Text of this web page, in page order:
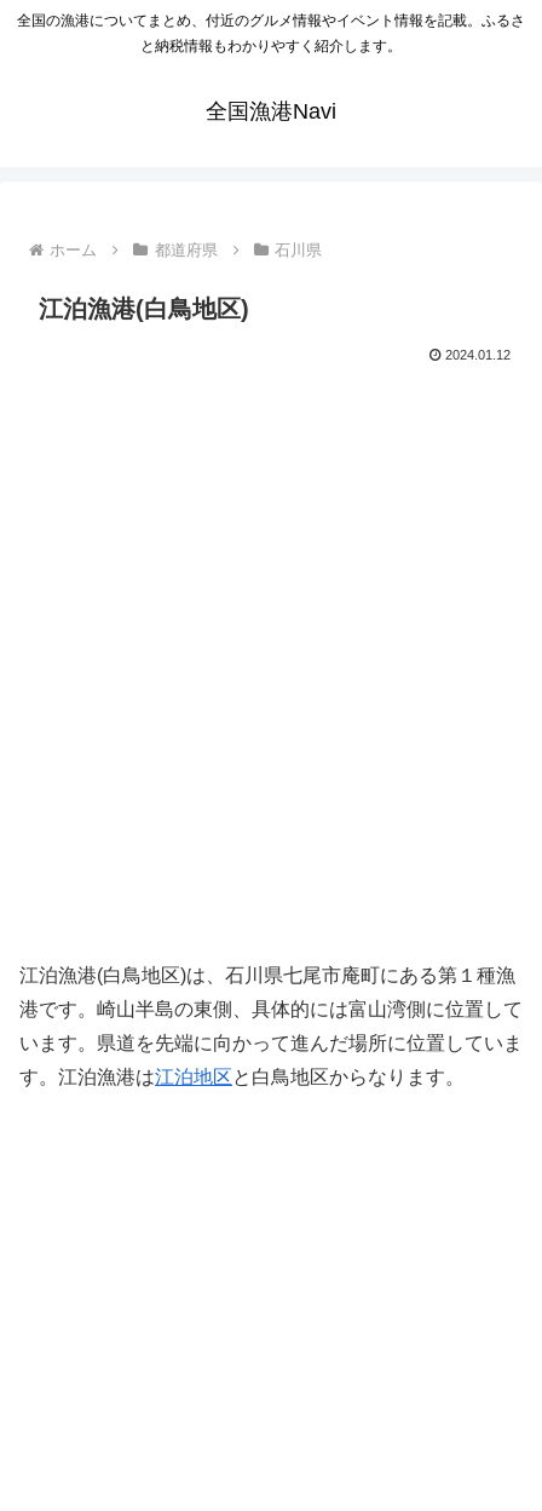
全国の漁港についてまとめ、付近のグルメ情報やイベント情報を記載。ふるさ
と納税情報もわかりやすく紹介します。
全国漁港Navi
ホーム 都道府県 石川県
江泊漁港(白鳥地区)
2024.01.12
江泊漁港(白鳥地区)は、石川県七尾市庵町にある第１種漁
港です。崎山半島の東側、具体的には富山湾側に位置して
います。県道を先端に向かって進んだ場所に位置していま
す。江泊漁港は江泊地区と白鳥地区からなります。